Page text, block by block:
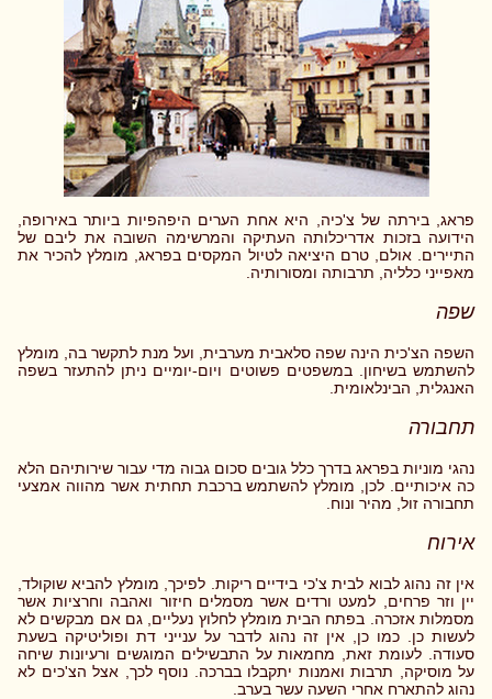
פראג, בירתה של צ'כיה, היא אחת הערים היפהפיות ביותר באירופה,
הידועה בזכות אדריכלותה העתיקה והמרשימה השובה את ליבם של
התיירים. אולם, טרם היציאה לטיול המקסים בפראג, מומלץ להכיר את
מאפייני כלליה, תרבותה ומסורותיה.
שפה
השפה הצ'כית הינה שפה סלאבית מערבית, ועל מנת לתקשר בה, מומלץ
להשתמש בשיחון. במשפטים פשוטים ויום-יומיים ניתן להתעזר בשפה
האנגלית, הבינלאומית.
תחבורה
נהגי מוניות בפראג בדרך כלל גובים סכום גבוה מדי עבור שירותיהם הלא
כה איכותיים. לכן, מומלץ להשתמש ברכבת תחתית אשר מהווה אמצעי
תחבורה זול, מהיר ונוח.
אירוח
אין זה נהוג לבוא לבית צ'כי בידיים ריקות. לפיכך, מומלץ להביא שוקולד,
יין וזר פרחים, למעט ורדים אשר מסמלים חיזור ואהבה וחרציות אשר
מסמלות אזכרה. בפתח הבית מומלץ לחלוץ נעליים, גם אם מבקשים לא
לעשות כן. כמו כן, אין זה נהוג לדבר על ענייני דת ופוליטיקה בשעת
סעודה. לעומת זאת, מחמאות על התבשילים המוגשים ורעיונות שיחה
על מוסיקה, תרבות ואמנות יתקבלו בברכה. נוסף לכך, אצל הצ'כים לא
נהוג להתארח אחרי השעה עשר בערב.